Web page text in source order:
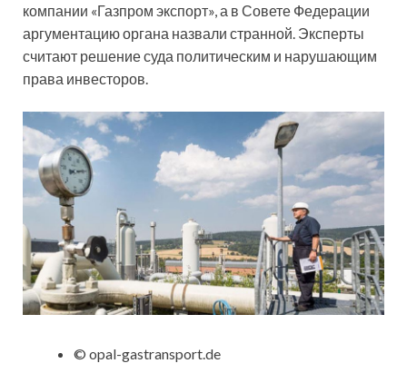
компании «Газпром экспорт», а в Совете Федерации
аргументацию органа назвали странной. Эксперты
считают решение суда политическим и нарушающим
права инвесторов.
© opal-gastransport.de